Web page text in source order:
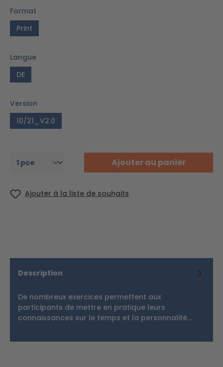
Format
Print
Langue
DE
Version
10/21_V2.0
Ajouter au panier
Ajouter à la liste de souhaits
Description
De nombreux exercices permettent aux
participants de mettre en pratique leurs
connaissances sur le temps et la personnalité…